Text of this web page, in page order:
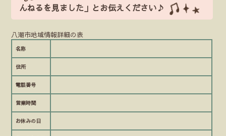
んねるを見ました」とお伝えください♪
八潮市地域情報詳細の表
名称
住所
電話番号
営業時間
お休みの日